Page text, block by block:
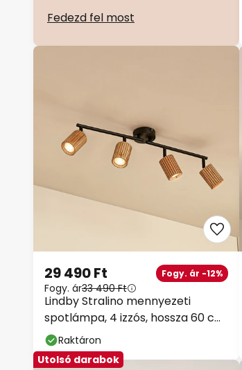
Fedezd fel most
Lindby Stralino mennyezeti
spotlámpa, 4 izzós, hossza 60 cm,
fa
29 490 Ft Fogy. ár -12%
Fogy. ár33 490 Ft
Raktáron
Utolsó darabok